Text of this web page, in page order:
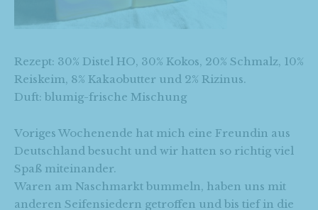
Rezept: 30% Distel HO, 30% Kokos, 20% Schmalz, 10%
Reiskeim, 8% Kakaobutter und 2% Rizinus.
Duft: blumig-frische Mischung
Voriges Wochenende hat mich eine Freundin aus
Deutschland besucht und wir hatten so richtig viel
Spaß miteinander.
Waren am Naschmarkt bummeln, haben uns mit
anderen Seifensiedern getroffen und bis tief in die